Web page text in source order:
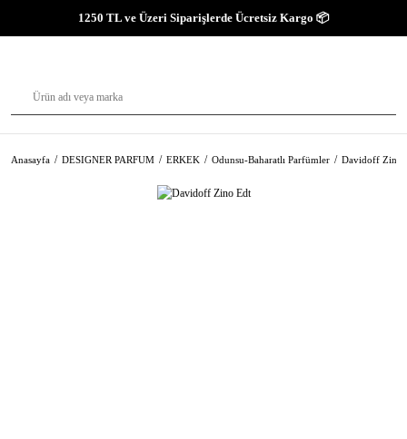
1250 TL ve Üzeri Siparişlerde Ücretsiz Kargo 📦
Anasayfa DESIGNER PARFUM ERKEK Odunsu-Baharatlı Parfümler Davidoff Zino